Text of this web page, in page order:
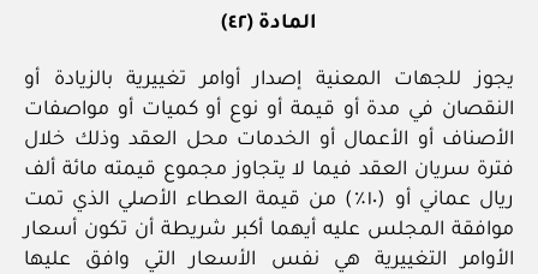
المادة (٤٢)
يجوز للجهات المعنية إصدار أوامر تغييرية بالزيادة أو
النقصان في مدة أو قيمة أو نوع أو كميات أو مواصفات
الأصناف أو الأعمال أو الخدمات محل العقد وذلك خلال
فترة سريان العقد فيما لا يتجاوز مجموع قيمته مائة ألف
ريال عماني أو (١٠٪) من قيمة العطاء الأصلي الذي تمت
موافقة المجلس عليه أيهما أكبر شريطة أن تكون أسعار
الأوامر التغييرية هي نفس الأسعار التي وافق عليها